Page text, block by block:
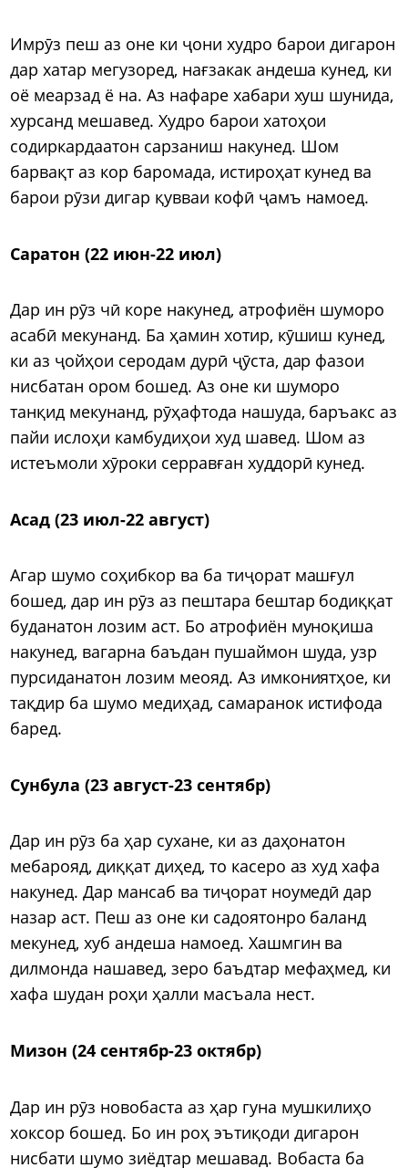
Имрӯз пеш аз оне ки ҷони худро барои дигарон
дар хатар мегузоред, нағзакак андеша кунед, ки
оё меарзад ё на. Аз нафаре хабари хуш шунида,
хурсанд мешавед. Худро барои хатоҳои
содиркардаатон сарзаниш накунед. Шом
барвақт аз кор баромада, истироҳат кунед ва
барои рӯзи дигар қувваи кофӣ ҷамъ намоед.
Саратон (22 июн-22 июл)
Дар ин рӯз чӣ коре накунед, атрофиён шуморо
асабӣ мекунанд. Ба ҳамин хотир, кӯшиш кунед,
ки аз ҷойҳои серодам дурӣ ҷӯста, дар фазои
нисбатан ором бошед. Аз оне ки шуморо
танқид мекунанд, рӯҳафтода нашуда, баръакс аз
пайи ислоҳи камбудиҳои худ шавед. Шом аз
истеъмоли хӯроки серравған худдорӣ кунед.
Асад (23 июл-22 август)
Агар шумо соҳибкор ва ба тиҷорат машғул
бошед, дар ин рӯз аз пештара бештар бодиққат
буданатон лозим аст. Бо атрофиён муноқиша
накунед, вагарна баъдан пушаймон шуда, узр
пурсиданатон лозим меояд. Аз имкониятҳое, ки
тақдир ба шумо медиҳад, самаранок истифода
баред.
Сунбула (23 август-23 сентябр)
Дар ин рӯз ба ҳар сухане, ки аз даҳонатон
мебарояд, диққат диҳед, то касеро аз худ хафа
накунед. Дар мансаб ва тиҷорат ноумедӣ дар
назар аст. Пеш аз оне ки садоятонро баланд
мекунед, хуб андеша намоед. Хашмгин ва
дилмонда нашавед, зеро баъдтар мефаҳмед, ки
хафа шудан роҳи ҳалли масъала нест.
Мизон (24 сентябр-23 октябр)
Дар ин рӯз новобаста аз ҳар гуна мушкилиҳо
хоксор бошед. Бо ин роҳ эътиқоди дигарон
нисбати шумо зиёдтар мешавад. Вобаста ба